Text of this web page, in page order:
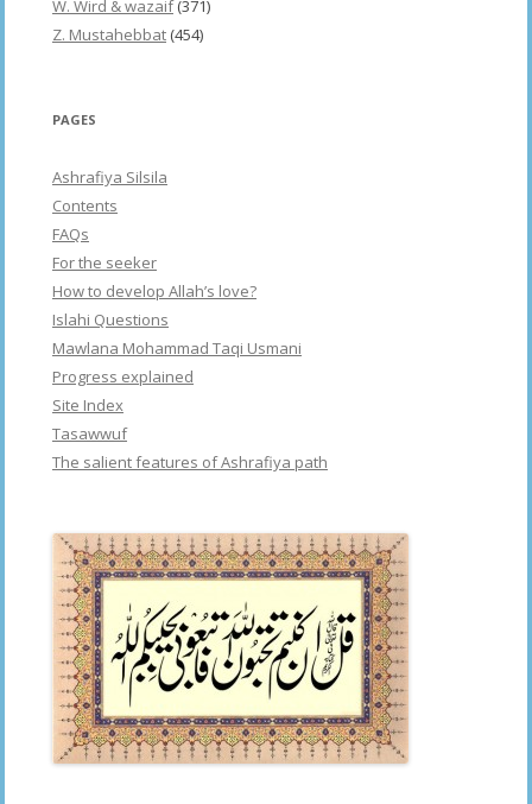
W. Wird & wazaif(371)
Z. Mustahebbat (454)
PAGES
Ashrafiya Silsila
Contents
FAQs
For the seeker
How to develop Allah’s love?
Islahi Questions
Mawlana Mohammad Taqi Usmani
Progress explained
Site Index
Tasawwuf
The salient features of Ashrafiya path